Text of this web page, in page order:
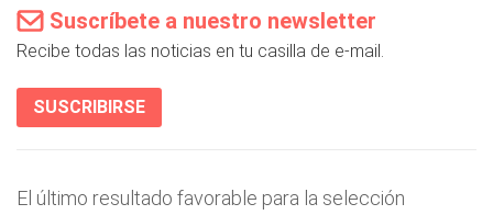
Suscríbete a nuestro newsletter
Recibe todas las noticias en tu casilla de e-mail.
SUSCRIBIRSE
El último resultado favorable para la selección